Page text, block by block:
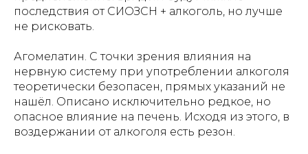
последствия от СИОЗСН + алкоголь, но лучше
не рисковать.
Агомелатин. С точки зрения влияния на
нервную систему при употреблении алкоголя
теоретически безопасен, прямых указаний не
нашёл. Описано исключительно редкое, но
опасное влияние на печень. Исходя из этого, в
воздержании от алкоголя есть резон.